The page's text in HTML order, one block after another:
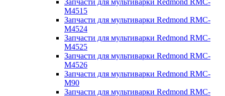
Запчасти для мультиварки Redmond RMC-
M4515
Запчасти для мультиварки Redmond RMC-
M4524
Запчасти для мультиварки Redmond RMC-
M4525
Запчасти для мультиварки Redmond RMC-
M4526
Запчасти для мультиварки Redmond RMC-
M90
Запчасти для мультиварки Redmond RMC-